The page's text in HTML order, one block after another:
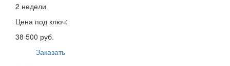
2 недели
Цена под ключ:
38 500 руб.
Заказать